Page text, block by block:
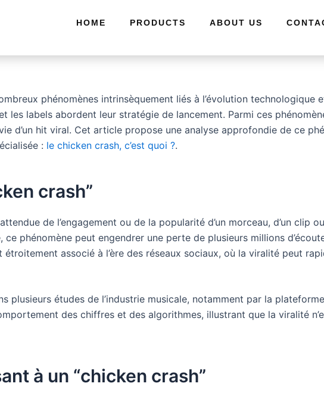
HOME PRODUCTS ABOUT US
phénomènes intrinsèquement liés à l’évolution technologique
labels abordent leur stratégie de lancement. Parmi ces
d’un hit viral. Cet article propose une analyse approfondie de ce
: le chicken crash, c’est quoi ?.
crash”
de l’engagement ou de la popularité d’un morceau, d’un clip
phénomène peut engendrer une perte de plusieurs millions
associé à l’ère des réseaux sociaux, où la viralité peut
plusieurs études de l’industrie musicale, notamment par la
des chiffres et des algorithmes, illustrant que la viralité
à un “chicken crash”